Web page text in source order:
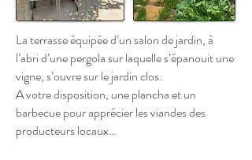
La terrasse équipée d’un salon de jardin, à
l’abri d’une pergola sur laquelle s’épanouit une
vigne, s’ouvre sur le jardin clos.
A votre disposition, une plancha et un
barbecue pour apprécier les viandes des
producteurs locaux…